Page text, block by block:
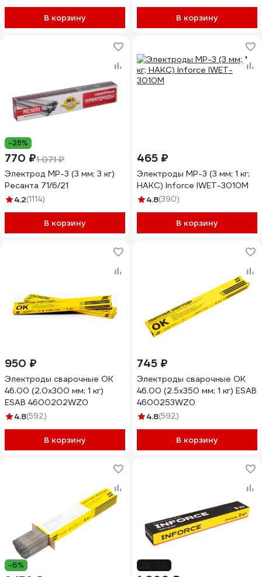
В корзину В корзину
-28%
770 ₽1 071 ₽
Электрод МР-3 (3 мм; 3 кг)
Ресанта 71/6/21
4.2(1114)
В корзину
465 ₽
Электроды МР-3 (3 мм; 1 кг;
НАКС) Inforce IWET-3010M
4.8(390)
В корзину
950 ₽
Электроды сварочные OK
46.00 (2.0х300 мм; 1 кг)
ESAB 4600202WZ0
4.8(592)
В корзину
745 ₽
Электроды сварочные OK
46.00 (2.5х350 мм; 1 кг) ESAB
4600253WZ0
4.8(592)
В корзину
-6%